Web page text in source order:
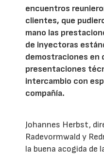
encuentros
clientes, que
mano las
de inyectoras
demostraciones en
presentaciones
intercambio con
compañía.
Johannes Herbst,
Radevormwald y
la buena acogida de